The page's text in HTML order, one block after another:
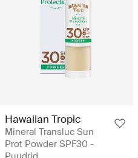
Hawaiian Tropic
Mineral Transluc Sun
Prot Powder SPF30 -